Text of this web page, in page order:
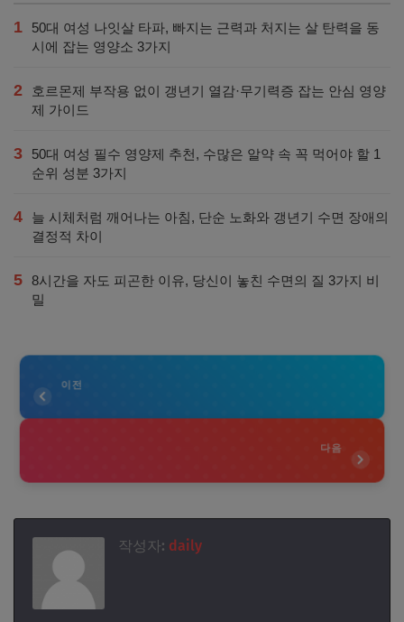
1
50대 여성 나잇살 타파, 빠지는 근력과 처지는 살 탄력을 동
시에 잡는 영양소 3가지
2
호르몬제 부작용 없이 갱년기 열감·무기력증 잡는 안심 영양
제 가이드
3
50대 여성 필수 영양제 추천, 수많은 알약 속 꼭 먹어야 할 1
순위 성분 3가지
4
늘 시체처럼 깨어나는 아침, 단순 노화와 갱년기 수면 장애의
결정적 차이
5 8시간을 자도 피곤한 이유, 당신이 놓친 수면의 질 3가지 비
밀
이전
다음
작성자: daily